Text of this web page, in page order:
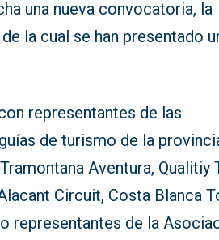
una nueva convocatoria, la
la cual se han presentado
representantes de las
de turismo de la
Aventura, Qualitiy
Circuit, Costa Blanca
representantes de la